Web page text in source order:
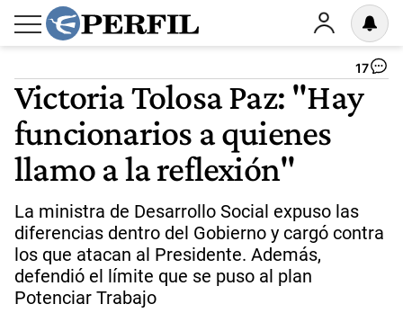
17
Victoria Tolosa Paz: "Hay
funcionarios a quienes
llamo a la reflexión"
La ministra de Desarrollo Social expuso las
diferencias dentro del Gobierno y cargó contra
los que atacan al Presidente. Además,
defendió el límite que se puso al plan
Potenciar Trabajo